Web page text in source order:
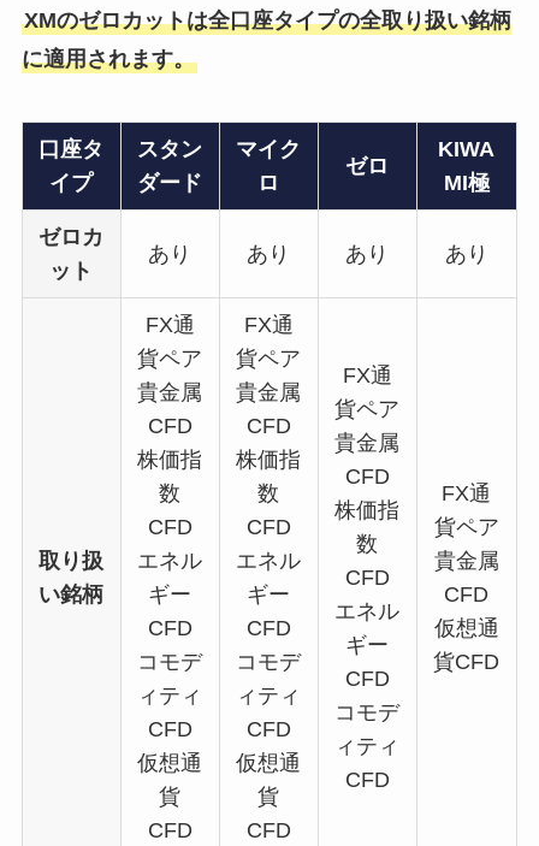
XMのゼロカットは全口座タイプの全取り扱い銘柄
に適用されます。
口座タ
イプ
スタン
ダード
マイク
ロ
ゼロ
KIWA
MI極
ゼロカ
ット
あり あり あり あり
取り扱
い銘柄
FX通
貨ペア
貴金属
CFD
株価指
数
CFD
エネル
ギー
CFD
コモデ
ィティ
CFD
仮想通
貨
CFD
FX通
貨ペア
貴金属
CFD
株価指
数
CFD
エネル
ギー
CFD
コモデ
ィティ
CFD
仮想通
貨
CFD
FX通
貨ペア
貴金属
CFD
株価指
数
CFD
エネル
ギー
CFD
コモデ
ィティ
CFD
FX通
貨ペア
貴金属
CFD
仮想通
貨CFD